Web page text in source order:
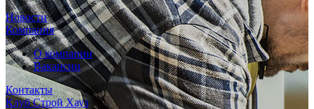
Новости
Компания
О компании
Вакансии
Контакты
Клуб Строй Хауз